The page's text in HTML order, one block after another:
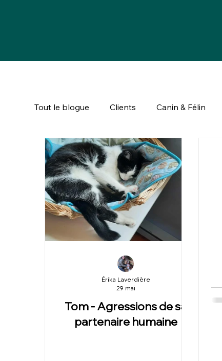
Tout le blogue Clients Canin & Félin
Tom - Agressions de sa
partenaire humaine
Érika Laverdière
29 mai